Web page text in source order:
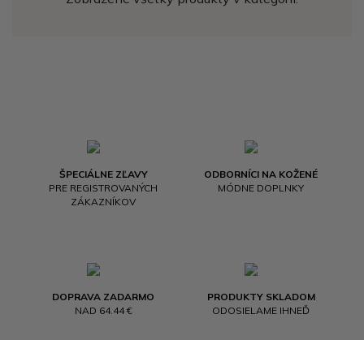
ŠPECIÁLNE ZĽAVY
PRE REGISTROVANÝCH
ZÁKAZNÍKOV
ODBORNÍCI NA KOŽENÉ
MÓDNE DOPLNKY
DOPRAVA ZADARMO
NAD 64.44 €
PRODUKTY SKLADOM
ODOSIELAME IHNEĎ